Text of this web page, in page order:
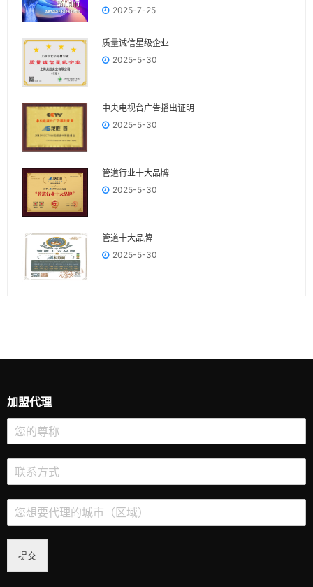
2025-7-25
质量诚信星级企业
2025-5-30
中央电视台广告播出证明
2025-5-30
管道行业十大品牌
2025-5-30
管道十大品牌
2025-5-30
加盟代理
提交